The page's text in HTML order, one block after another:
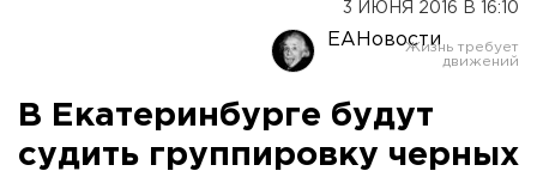
3 ИЮНЯ 2016 В 16:10
ЕАНовости
В Екатеринбурге будут
судить группировку черных